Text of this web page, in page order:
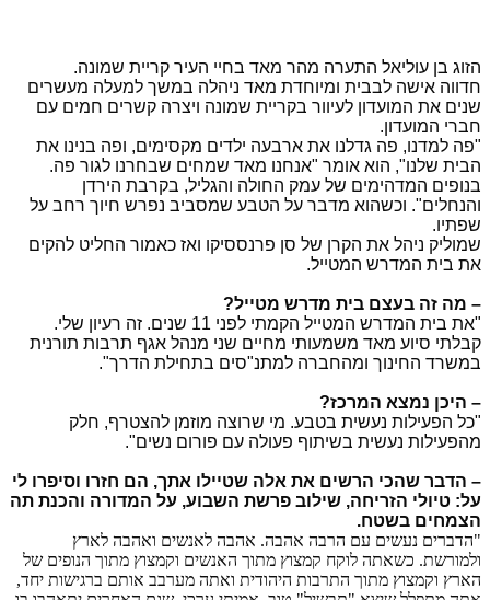
הזוג בן עוליאל התערה מהר מאד בחיי העיר קריית שמונה.
חדווה אישה לבבית ומיוחדת מאד ניהלה במשך למעלה מעשרים
שנים את המועדון לעיוור בקריית שמונה ויצרה קשרים חמים עם
חברי המועדון.
"פה למדנו, פה גדלנו את ארבעה ילדים מקסימים, ופה בנינו את
הבית שלנו", הוא אומר "אנחנו מאד שמחים שבחרנו לגור פה.
בנופים המדהימים של עמק החולה והגליל, בקרבת הירדן
והנחלים". וכשהוא מדבר על הטבע שמסביב נפרש חיוך רחב על
שפתיו.
שמוליק ניהל את הקרן של סן פרנססיקו ואז כאמור החליט להקים
את בית המדרש המטייל.
– מה זה בעצם בית מדרש מטייל?
"את בית המדרש המטייל הקמתי לפני 11 שנים. זה רעיון שלי.
קבלתי סיוע מאד משמעותי מחיים שני מנהל אגף תרבות תורנית
במשרד החינוך ומהחברה למתנ"סים בתחילת הדרך".
– היכן נמצא המרכז?
"כל הפעילות נעשית בטבע. מי שרוצה מוזמן להצטרף, חלק
מהפעילות נעשית בשיתוף פעולה עם פורום נשים".
– הדבר שהכי הרשים את אלה שטיילו אתך, הם חזרו וסיפרו לי
על: טיולי הזריחה, שילוב פרשת השבוע, על המדורה והכנת תה
הצמחים בשטח.
"הדברים נעשים עם הרבה אהבה. אהבה לאנשים ואהבה לארץ
ולמורשת. כשאתה לוקח קמצוץ מתוך האנשים וקמצוץ מתוך הנופים של
הארץ וקמצוץ מתוך התרבות היהודית ואתה מערבב אותם ברגישות יחד,